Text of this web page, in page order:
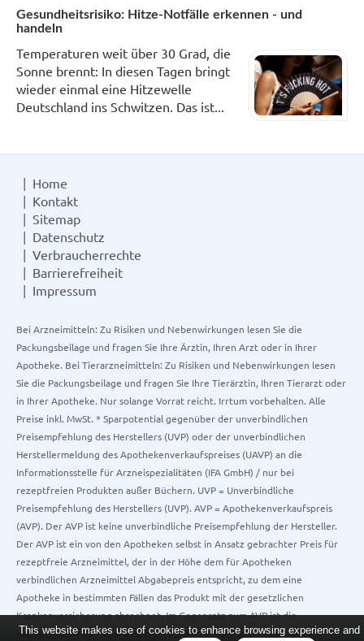
Gesundheitsrisiko: Hitze-Notfälle erkennen - und
handeln
Temperaturen weit über 30 Grad, die
Sonne brennt: In diesen Tagen bringt
wieder einmal eine Hitzewelle
Deutschland ins Schwitzen. Das ist...
Home
Kontakt
Sitemap
Datenschutz
Verbraucherrechte
Barrierefreiheit
Impressum
Bei Arzneimitteln: Zu Risiken und Nebenwirkungen lesen Sie die
Packungsbeilage und fragen Sie Ihre Ärztin, Ihren Arzt oder in Ihrer
Apotheke. Bei Tierarzneimitteln: Zu Risiken und Nebenwirkungen lesen
Sie die Packungsbeilage und fragen Sie Ihre Tierärztin, Ihren Tierarzt oder
in Ihrer Apotheke. Nur solange Vorrat reicht. Irrtum vorbehalten. Alle
Preise inkl. MwSt. * Sparpotential gegenüber der unverbindlichen
Preisempfehlung des Herstellers (UVP) oder der unverbindlichen
Herstellermeldung des Apothekenverkaufspreises (UAVP) an die
Informationsstelle für Arzneispezialitäten (IFA GmbH) / nur bei
rezeptfreien Produkten außer Büchern. UVP = Unverbindliche
Preisempfehlung des Herstellers (UVP). AVP = Apothekenverkaufspreis
(AVP). Der AVP ist keine unverbindliche Preisempfehlung der Hersteller.
Der AVP ist ein von den Apotheken selbst in Ansatz gebrachter Preis für
rezeptfreie Arzneimittel, der in der Höhe dem für Apotheken
verbindlichen Arzneimittel Abgabepreis entspricht, zu dem eine
Apotheke in bestimmten Fällen das Produkt mit der gesetzlichen
Krankenversicherung abrechnet. Im Gegensatz zum AVP ist die
gebräuchliche UVP eine Empfehlung der Hersteller.
This website makes use of cookies to enhance browsing experience and